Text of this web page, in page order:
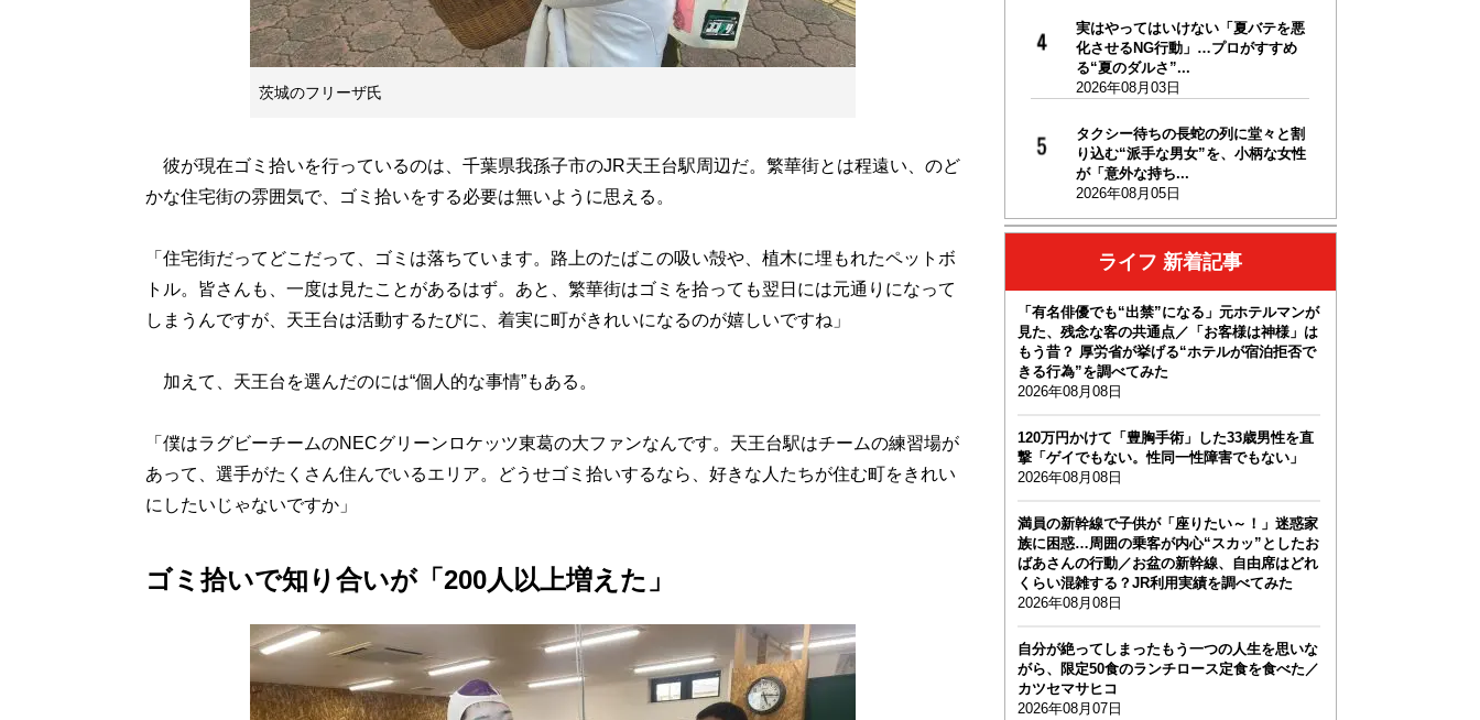
茨城のフリーザ氏
彼が現在ゴミ拾いを行っているのは、千葉県我孫子市のJR天王台駅周辺だ。繁華街とは程遠い、のど
かな住宅街の雰囲気で、ゴミ拾いをする必要は無いように思える。
「住宅街だってどこだって、ゴミは落ちています。路上のたばこの吸い殻や、植木に埋もれたペットボ
トル。皆さんも、一度は見たことがあるはず。あと、繁華街はゴミを拾っても翌日には元通りになって
しまうんですが、天王台は活動するたびに、着実に町がきれいになるのが嬉しいですね」
加えて、天王台を選んだのには“個人的な事情”もある。
「僕はラグビーチームのNECグリーンロケッツ東葛の大ファンなんです。天王台駅はチームの練習場が
あって、選手がたくさん住んでいるエリア。どうせゴミ拾いするなら、好きな人たちが住む町をきれい
にしたいじゃないですか」
ゴミ拾いで知り合いが「200人以上増えた」
実はやってはいけない「夏バテを悪
化させるNG行動」…プロがすすめ
る“夏のダルさ”...
2026年08月03日
タクシー待ちの長蛇の列に堂々と割
り込む“派手な男女”を、小柄な女性
が「意外な持ち...
2026年08月05日
ライフ 新着記事
「有名俳優でも“出禁”になる」元ホテルマンが
見た、残念な客の共通点／「お客様は神様」は
もう昔？ 厚労省が挙げる“ホテルが宿泊拒否で
きる行為”を調べてみた
2026年08月08日
120万円かけて「豊胸手術」した33歳男性を直
撃「ゲイでもない。性同一性障害でもない」
2026年08月08日
満員の新幹線で子供が「座りたい～！」迷惑家
族に困惑…周囲の乗客が内心“スカッ”としたお
ばあさんの行動／お盆の新幹線、自由席はどれ
くらい混雑する？JR利用実績を調べてみた
2026年08月08日
自分が絶ってしまったもう一つの人生を思いな
がら、限定50食のランチロース定食を食べた／
カツセマサヒコ
2026年08月07日